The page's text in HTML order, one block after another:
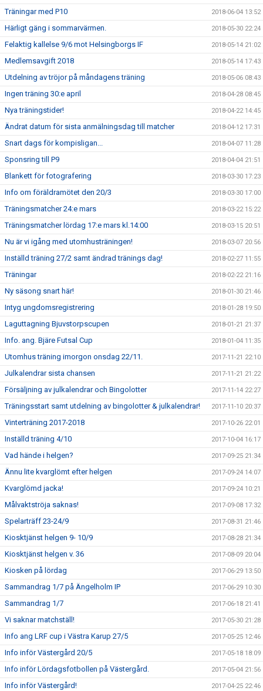
Träningar med P10 2018-06-04 13:52
Härligt gäng i sommarvärmen. 2018-05-30 22:24
Felaktig kallelse 9/6 mot Helsingborgs IF 2018-05-14 21:02
Medlemsavgift 2018 2018-05-14 17:43
Utdelning av tröjor på måndagens träning 2018-05-06 08:43
Ingen träning 30:e april 2018-04-28 08:45
Nya träningstider! 2018-04-22 14:45
Ändrat datum för sista anmälningsdag till matcher 2018-04-12 17:31
Snart dags för kompisligan... 2018-04-07 11:28
Sponsring till P9 2018-04-04 21:51
Blankett för fotografering 2018-03-30 17:23
Info om föräldramötet den 20/3 2018-03-30 17:00
Träningsmatcher 24:e mars 2018-03-22 15:22
Träningsmatcher lördag 17:e mars kl.14:00 2018-03-15 20:51
Nu är vi igång med utomhusträningen! 2018-03-07 20:56
Inställd träning 27/2 samt ändrad tränings dag! 2018-02-27 11:55
Träningar 2018-02-22 21:16
Ny säsong snart här! 2018-01-30 21:46
Intyg ungdomsregistrering 2018-01-28 19:50
Laguttagning Bjuvstorpscupen 2018-01-21 21:37
Info. ang. Bjäre Futsal Cup 2018-01-04 11:35
Utomhus träning imorgon onsdag 22/11. 2017-11-21 22:10
Julkalendrar sista chansen 2017-11-21 21:22
Försäljning av julkalendrar och Bingolotter 2017-11-14 22:27
Träningsstart samt utdelning av bingolotter & julkalendrar! 2017-11-10 20:37
Vinterträning 2017-2018 2017-10-26 22:01
Inställd träning 4/10 2017-10-04 16:17
Vad hände i helgen? 2017-09-25 21:34
Ännu lite kvarglömt efter helgen 2017-09-24 14:07
Kvarglömd jacka! 2017-09-24 10:21
Målvaktströja saknas! 2017-09-08 17:32
Spelarträff 23-24/9 2017-08-31 21:46
Kiosktjänst helgen 9- 10/9 2017-08-28 21:34
Kiosktjänst helgen v. 36 2017-08-09 20:04
Kiosken på lördag 2017-06-29 13:50
Sammandrag 1/7 på Ängelholm IP 2017-06-29 10:30
Sammandrag 1/7 2017-06-18 21:41
Vi saknar matchställ! 2017-05-30 21:28
Info ang LRF cup i Västra Karup 27/5 2017-05-25 12:46
Info inför Västergård 20/5 2017-05-18 18:09
Info inför Lördagsfotbollen på Västergård. 2017-05-04 21:56
Info inför Västergård! 2017-04-25 22:46